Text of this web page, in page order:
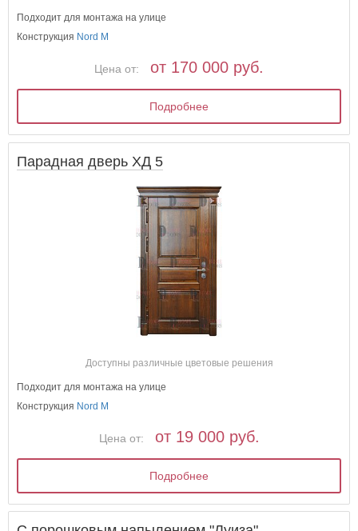
Подходит для монтажа на улице
Конструкция Nord M
Цена от: от 170 000 руб.
Подробнее
Парадная дверь ХД 5
Доступны различные цветовые решения
Подходит для монтажа на улице
Конструкция Nord M
Цена от: от 19 000 руб.
Подробнее